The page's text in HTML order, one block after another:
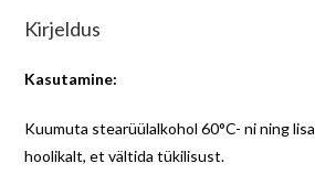
Kirjeldus
Kasutamine:
Kuumuta stearüülalkohol 60°C- ni ning
hoolikalt, et vältida tükilisust.